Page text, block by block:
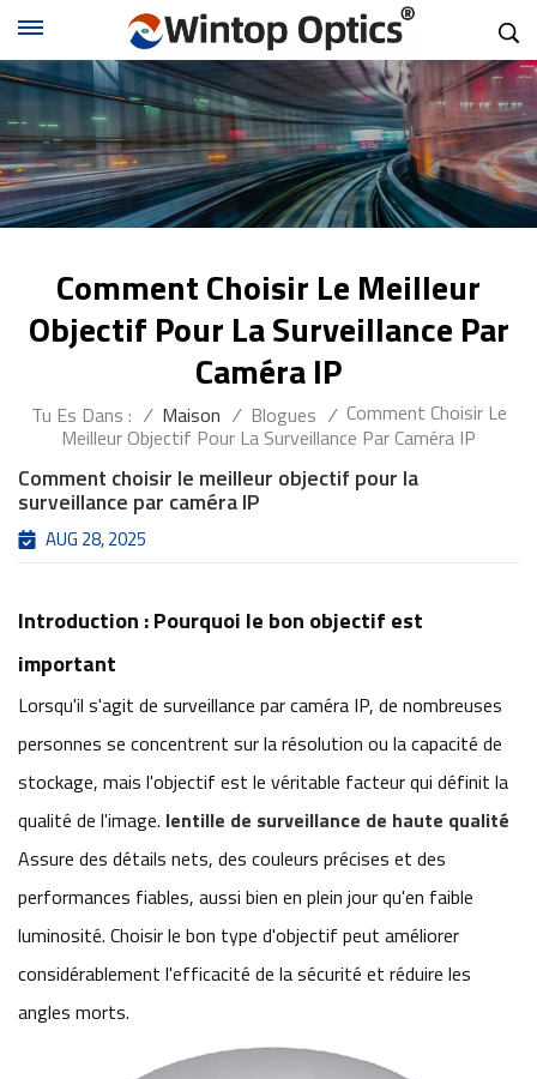
Comment Choisir Le Meilleur
Objectif Pour La Surveillance Par
Caméra IP
Tu Es Dans : / Maison / Blogues / Comment Choisir Le
Meilleur Objectif Pour La Surveillance Par Caméra IP
Comment choisir le meilleur objectif pour la
surveillance par caméra IP
AUG 28, 2025
Introduction : Pourquoi le bon objectif est
important
Lorsqu'il s'agit de surveillance par caméra IP, de nombreuses
personnes se concentrent sur la résolution ou la capacité de
stockage, mais l'objectif est le véritable facteur qui définit la
qualité de l'image. lentille de surveillance de haute qualité
Assure des détails nets, des couleurs précises et des
performances fiables, aussi bien en plein jour qu'en faible
luminosité. Choisir le bon type d'objectif peut améliorer
considérablement l'efficacité de la sécurité et réduire les
angles morts.